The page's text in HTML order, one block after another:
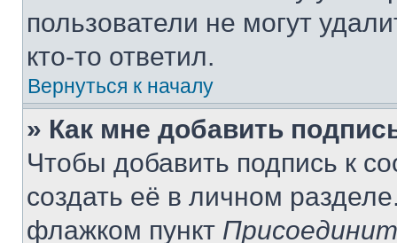
пользователи не могут
кто-то ответил.
Вернуться к началу
» Как мне добавить
Чтобы добавить подпись к
создать её в личном
флажком пункт